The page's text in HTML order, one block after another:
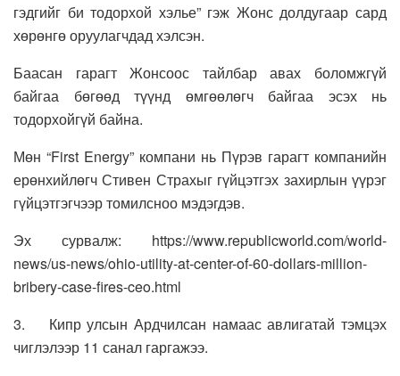
гэдгийг би тодорхой хэлье” гэж Жонс долдугаар сард
хөрөнгө оруулагчдад хэлсэн.
Баасан гарагт Жонсоос тайлбар авах боломжгүй
байгаа бөгөөд түүнд өмгөөлөгч байгаа эсэх нь
тодорхойгүй байна.
Мөн “First Energy” компани нь Пүрэв гарагт компанийн
ерөнхийлөгч Стивен Страхыг гүйцэтгэх захирлын үүрэг
гүйцэтгэгчээр томилсноо мэдэгдэв.
Эх сурвалж: https://www.republicworld.com/world-
news/us-news/ohio-utility-at-center-of-60-dollars-million-
bribery-case-fires-ceo.html
3. Кипр улсын Ардчилсан намаас авлигатай тэмцэх
чиглэлээр 11 санал гаргажээ.